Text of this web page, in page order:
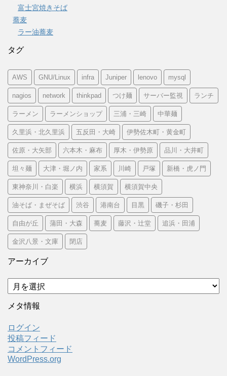
富士宮焼きそば
蕎麦
ラー油蕎麦
タグ
AWS GNU/Linux infra Juniper lenovo mysql
nagios network thinkpad つけ麺 サーバー監視 ランチ
ラーメン ラーメンショップ 三浦・三崎 中華麺
久里浜・北久里浜 五反田・大崎 伊勢佐木町・黄金町
佐原・大矢部 六本木・麻布 厚木・伊勢原 品川・大井町
坦々麺 大津・堀ノ内 家系 川崎 戸塚 新橋・虎ノ門
東神奈川・白楽 横浜 横須賀 横須賀中央
油そば・まぜそば 渋谷 港南台 目黒 磯子・杉田
自由が丘 蒲田・大森 蕎麦 藤沢・辻堂 追浜・田浦
金沢八景・文庫 閉店
アーカイブ
ア
ー
カ
ブ
メタ情報
ログイン
投稿フィード
コメントフィード
WordPress.org